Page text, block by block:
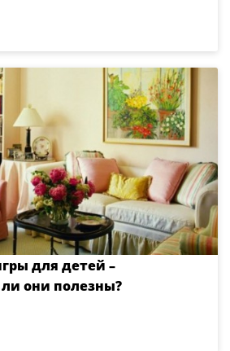
для детей –
они полезны?